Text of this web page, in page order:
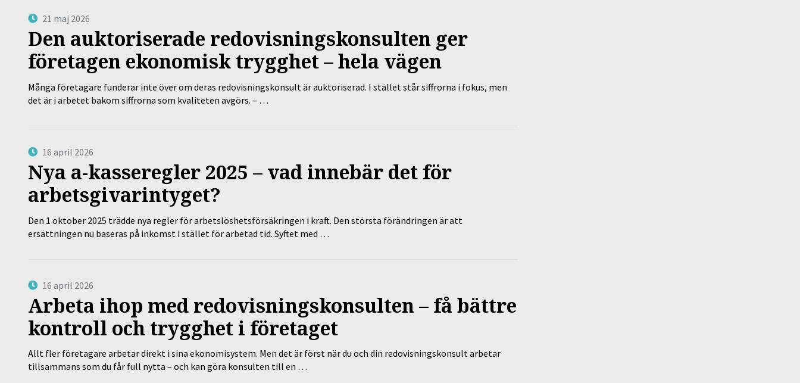
21 maj 2026
Den auktoriserade redovisningskonsulten ger
företagen ekonomisk trygghet – hela vägen
Många företagare funderar inte över om deras redovisningskonsult är auktoriserad. I stället står siffrorna i fokus, men
det är i arbetet bakom siffrorna som kvaliteten avgörs. – …
16 april 2026
Nya a-kasseregler 2025 – vad innebär det för
arbetsgivarintyget?
Den 1 oktober 2025 trädde nya regler för arbetslöshetsförsäkringen i kraft. Den största förändringen är att
ersättningen nu baseras på inkomst i stället för arbetad tid. Syftet med …
16 april 2026
Arbeta ihop med redovisningskonsulten – få bättre
kontroll och trygghet i företaget
Allt fler företagare arbetar direkt i sina ekonomisystem. Men det är först när du och din redovisningskonsult arbetar
tillsammans som du får full nytta – och kan göra konsulten till en …